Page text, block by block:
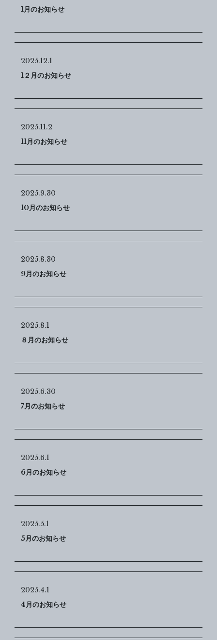
1月のお知らせ
2025.12.1
1２月のお知らせ
2025.11.2
11月のお知らせ
2025.9.30
10月のお知らせ
2025.8.30
9月のお知らせ
2025.8.1
８月のお知らせ
2025.6.30
7月のお知らせ
2025.6.1
6月のお知らせ
2025.5.1
5月のお知らせ
2025.4.1
4月のお知らせ